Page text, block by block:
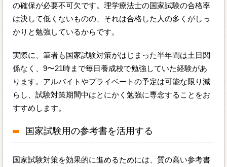
の確保が必要不可欠です。理学療法士の国家試験の合格率
は決して低くないものの、それは合格した人の多くがしっ
かりと勉強しているからです。
実際に、筆者も国家試験対策がはじまった半年間は土日関
係なく、9〜21時まで毎日養成校で勉強していた経験があ
ります。アルバイトやプライベートの予定は可能な限り減
らし、試験対策期間中はとにかく勉強に専念することをお
すすめします。
国家試験用の参考書を活用する
国家試験対策を効果的に進めるためには、質の高い参考書